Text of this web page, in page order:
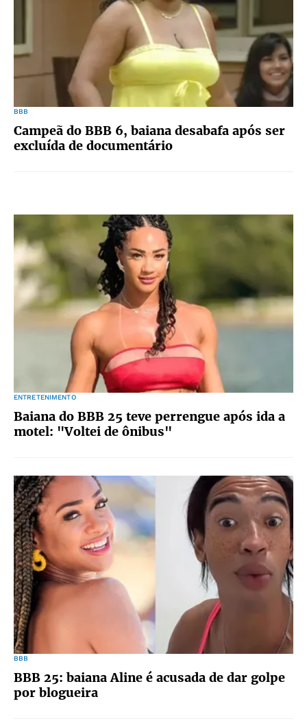
BBB
Campeã do BBB 6, baiana desabafa após ser
excluída de documentário
ENTRETENIMENTO
Baiana do BBB 25 teve perrengue após ida a
motel: "Voltei de ônibus"
BBB
BBB 25: baiana Aline é acusada de dar golpe
por blogueira